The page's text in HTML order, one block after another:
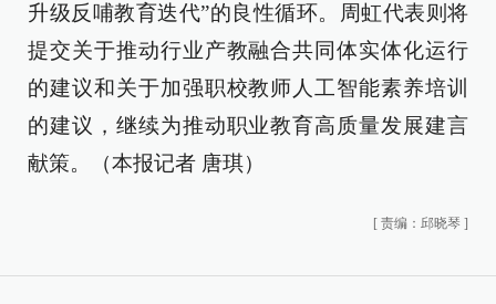
升级反哺教育迭代”的良性循环。周虹代表则将
提交关于推动行业产教融合共同体实体化运行
的建议和关于加强职校教师人工智能素养培训
的建议，继续为推动职业教育高质量发展建言
献策。（本报记者 唐琪）
[ 责编：邱晓琴 ]